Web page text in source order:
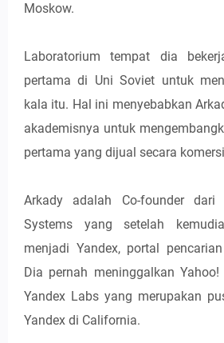
Moskow.
Laboratorium tempat dia
pertama di Uni Soviet untuk
kala itu. Hal ini menyebabkan
akademisnya untuk
pertama yang dijual secara
Arkady adalah Co-founder dari
Systems yang setelah
menjadi Yandex, portal
Dia pernah meninggalkan
Yandex Labs yang merupakan
Yandex di California.